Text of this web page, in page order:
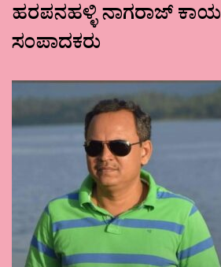
ಹರಪನಹಳ್ಳಿ ನಾಗರಾಜ್
ಸಂಪಾದಕರು